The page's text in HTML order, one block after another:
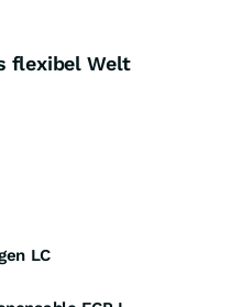
flexibel Welt
LC